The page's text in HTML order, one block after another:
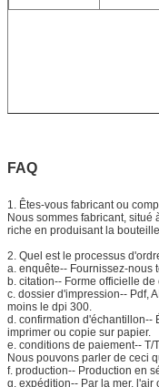
FAQ
1. Êtes-vous fabricant ou
Nous sommes fabricant,
riche en produisant la
2. Quel est le processus
a. enquête-- Fournissez-nous
b. citation-- Forme officielle
c. dossier d'impression-- Pdf,
moins le dpi 300.
d. confirmation d'échantillon--
imprimer ou copie sur papier.
e. conditions de paiement--
Nous pouvons parler de ceci
f. production-- Production en
g. expédition-- Par la mer,